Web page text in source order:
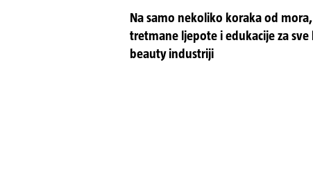
Na samo nekoliko koraka od
tretmane ljepote i edukacije za
beauty industriji